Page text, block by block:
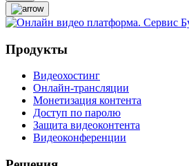
Продукты
Видеохостинг
Онлайн-трансляции
Монетизация контента
Доступ по паролю
Защита видеоконтента
Видеоконференции